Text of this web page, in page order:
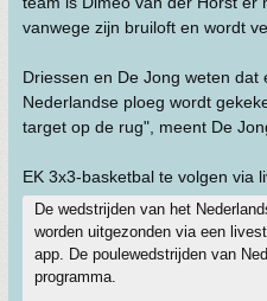
vanwege zijn bruiloft en wordt
Driessen en De Jong weten dat
Nederlandse ploeg wordt
target op de rug", meent De
EK 3x3-basketbal te volgen via
De wedstrijden van het
worden uitgezonden via een
app. De poulewedstrijden van
programma.